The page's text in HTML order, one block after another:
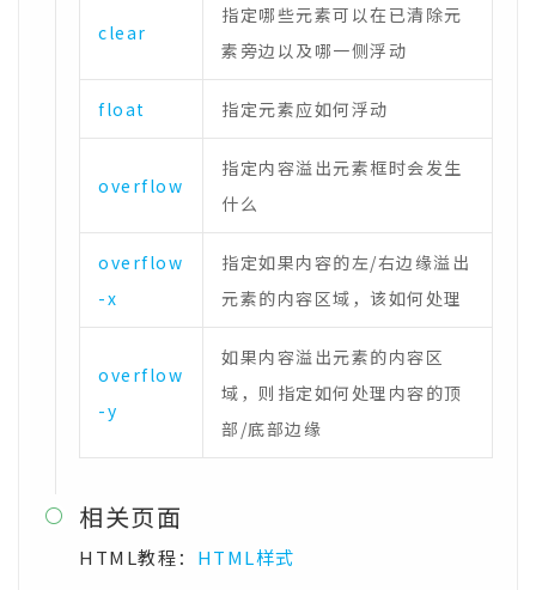
clear
指定哪些元素可以在已清除元
素旁边以及哪一侧浮动
float 指定元素应如何浮动
overflow
指定内容溢出元素框时会发生
什么
overflow
-x
指定如果内容的左/右边缘溢出
元素的内容区域，该如何处理
overflow
-y
如果内容溢出元素的内容区
域，则指定如何处理内容的顶
部/底部边缘
 相关页面
HTML教程： HTML样式